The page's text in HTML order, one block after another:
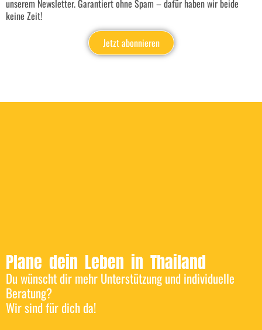
unserem Newsletter. Garantiert ohne Spam – dafür haben wir beide
keine Zeit!
Jetzt abonnieren
Plane dein Leben in Thailand
Du wünscht dir mehr Unterstützung und individuelle
Beratung?
Wir sind für dich da!